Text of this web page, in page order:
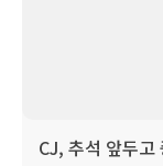
CJ, 추석 앞두